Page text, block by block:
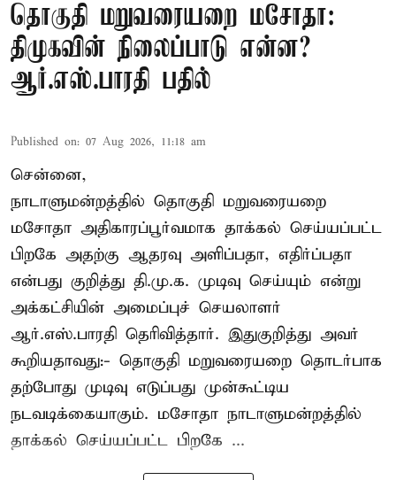
தொகுதி மறுவரையறை மசோதா:
திமுகவின் நிலைப்பாடு என்ன?
ஆர்.எஸ்.பாரதி பதில்
Published on: 07 Aug 2026, 11:18 am
சென்னை,
நாடாளுமன்றத்தில் தொகுதி மறுவரையறை
மசோதா அதிகாரப்பூர்வமாக தாக்கல் செய்யப்பட்ட
பிறகே அதற்கு ஆதரவு அளிப்பதா, எதிர்ப்பதா
என்பது குறித்து தி.மு.க. முடிவு செய்யும் என்று
அக்கட்சியின் அமைப்புச் செயலாளர்
ஆர்.எஸ்.பாரதி தெரிவித்தார். இதுகுறித்து அவர்
கூறியதாவது:- தொகுதி மறுவரையறை தொடர்பாக
தற்போது முடிவு எடுப்பது முன்கூட்டிய
நடவடிக்கையாகும். மசோதா நாடாளுமன்றத்தில்
தாக்கல் செய்யப்பட்ட பிறகே ...